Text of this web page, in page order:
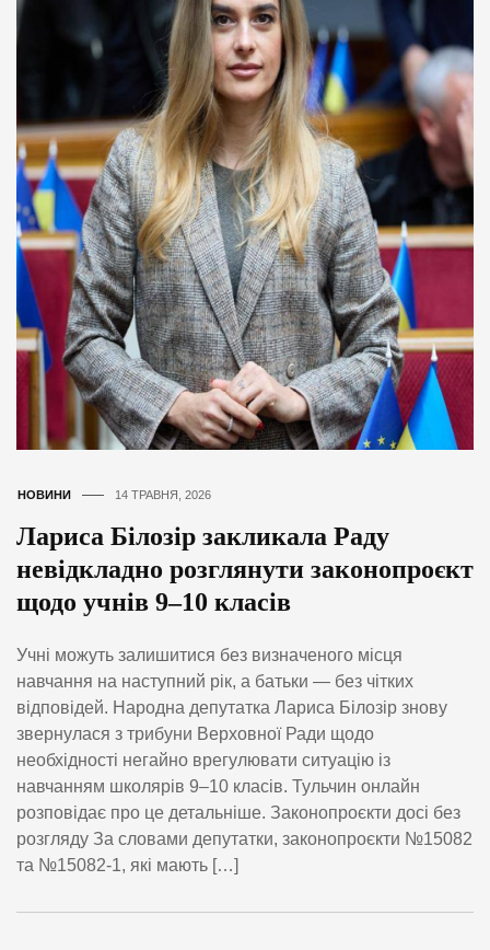
НОВИНИ 14 ТРАВНЯ, 2026
Лариса Білозір закликала Раду
невідкладно розглянути законопроєкт
щодо учнів 9–10 класів
Учні можуть залишитися без визначеного місця
навчання на наступний рік, а батьки — без чітких
відповідей. Народна депутатка Лариса Білозір знову
звернулася з трибуни Верховної Ради щодо
необхідності негайно врегулювати ситуацію із
навчанням школярів 9–10 класів. Тульчин онлайн
розповідає про це детальніше. Законопроєкти досі без
розгляду За словами депутатки, законопроєкти №15082
та №15082-1, які мають […]